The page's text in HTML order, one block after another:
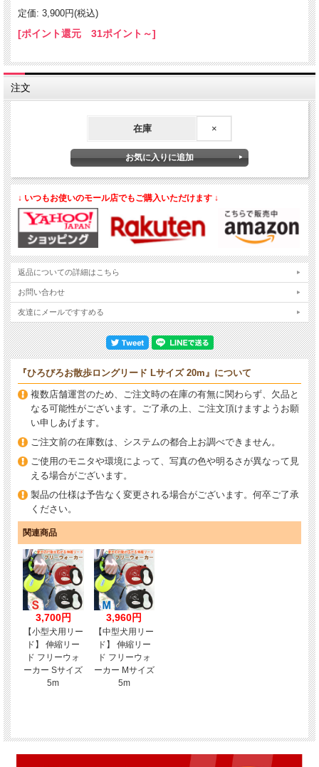
定価: 3,900円(税込)
[ポイント還元 31ポイント～]
注文
在庫 ×
↓ いつもお使いのモール店でもご購入いただけます ↓
返品についての詳細はこちら
お問い合わせ
友達にメールですすめる
『ひろびろお散歩ロングリード Lサイズ 20m』について
複数店舗運営のため、ご注文時の在庫の有無に関わらず、欠品と
なる可能性がございます。ご了承の上、ご注文頂けますようお願
い申しあげます。
ご注文前の在庫数は、システムの都合上お調べできません。
ご使用のモニタや環境によって、写真の色や明るさが異なって見
える場合がございます。
製品の仕様は予告なく変更される場合がございます。何卒ご了承
ください。